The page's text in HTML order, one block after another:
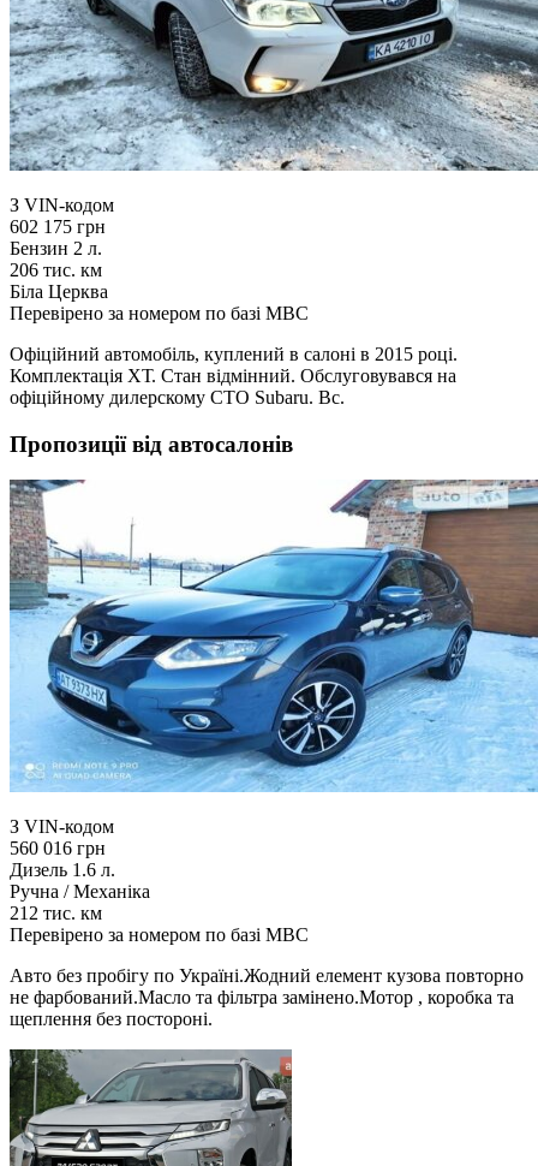
З VIN-кодом
602 175 грн
Бензин 2 л.
206 тис. км
Біла Церква
Перевірено за номером по базі МВС
Офіційний автомобіль, куплений в салоні в 2015 році.
Комплектація ХТ. Стан відмінний. Обслуговувався на
офіційному дилерскому СТО Subaru. Вс.
Пропозиції від автосалонів
З VIN-кодом
560 016 грн
Дизель 1.6 л.
Ручна / Механіка
212 тис. км
Перевірено за номером по базі МВС
Авто без пробігу по Україні.Жодний елемент кузова повторно
не фарбований.Масло та фільтра замінено.Мотор , коробка та
щеплення без постороні.